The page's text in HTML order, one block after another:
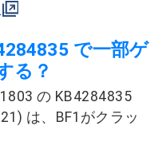
で一部ゲ
る？
の KB4284835
は、BF1がクラッ